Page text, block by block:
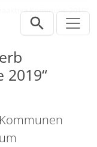
Kommune 2019“
2019“